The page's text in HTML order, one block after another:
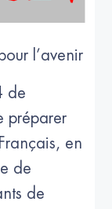
l’avenir
de
préparer
en
de
de